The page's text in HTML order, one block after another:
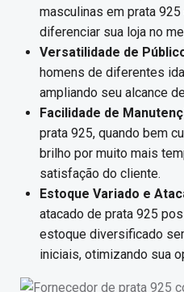
masculinas em prata
diferenciar sua loja no
Versatilidade de
homens de diferentes
ampliando seu alcance
Facilidade de
prata 925, quando bem
brilho por muito mais
satisfação do cliente.
Estoque Variado e
atacado de prata 925
estoque diversificado
iniciais, otimizando sua